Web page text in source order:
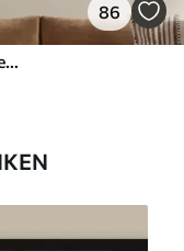
86
Abstrakte große Pinselstriche im modernen Stil